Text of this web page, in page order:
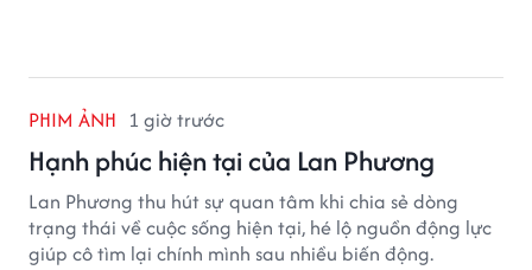
PHIM ẢNH 1 giờ trước
Hạnh phúc hiện tại của Lan Phương
Lan Phương thu hút sự quan tâm khi chia sẻ dòng
trạng thái về cuộc sống hiện tại, hé lộ nguồn động lực
giúp cô tìm lại chính mình sau nhiều biến động.